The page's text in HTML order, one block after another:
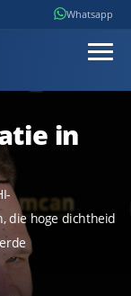
Whatsapp
in
die hoge dichtheid